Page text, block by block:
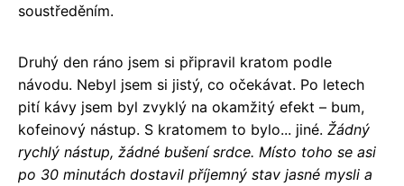
soustředěním.
Druhý den ráno jsem si připravil kratom podle
návodu. Nebyl jsem si jistý, co očekávat. Po letech
pití kávy jsem byl zvyklý na okamžitý efekt – bum,
kofeinový nástup. S kratomem to bylo... jiné. Žádný
rychlý nástup, žádné bušení srdce. Místo toho se asi
po 30 minutách dostavil příjemný stav jasné mysli a